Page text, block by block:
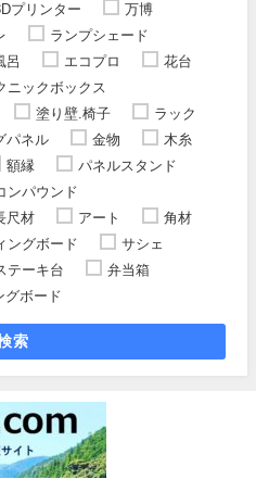
プリンター
万博
ランプシェード
呂 エコプロ
花台
ニックボックス
塗り壁.椅子
ラック
パネル 金物
木糸
額縁
パネルスタンド
ンパウンド
尺材 アート
角材
ングボード
サシェ
テーキ台
弁当箱
グボード
索